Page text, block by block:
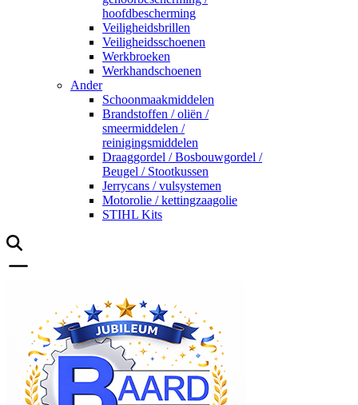
hoofdbescherming
Veiligheidsbrillen
Veiligheidsschoenen
Werkbroeken
Werkhandschoenen
Ander
Schoonmaakmiddelen
Brandstoffen / oliën /
smeermiddelen /
reinigingsmiddelen
Draaggordel / Bosbouwgordel /
Beugel / Stootkussen
Jerrycans / vulsystemen
Motorolie / kettingzaagolie
STIHL Kits